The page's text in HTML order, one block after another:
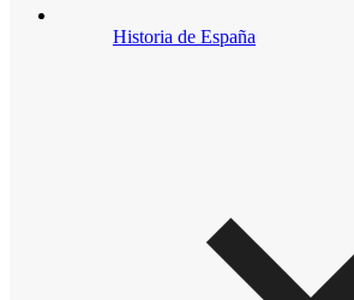
Historia de España